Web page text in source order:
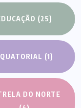
(25)
(1)
DO NORTE